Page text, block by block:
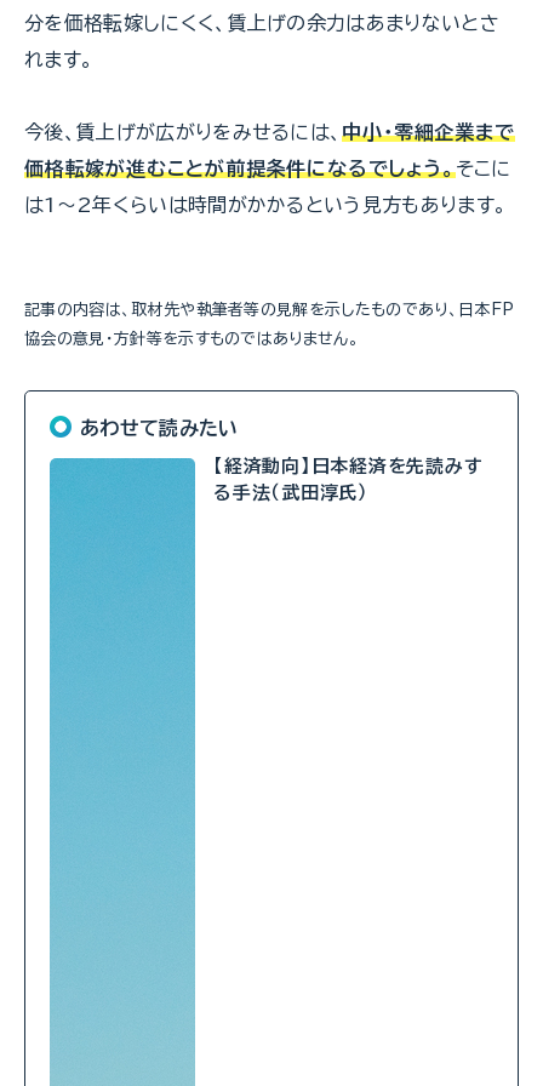
分を価格転嫁しにくく、賃上げの余力はあまりないとさ
れます。
今後、賃上げが広がりをみせるには、中小・零細企業まで
価格転嫁が進むことが前提条件になるでしょう。そこに
は1～2年くらいは時間がかかるという見方もあります。
記事の内容は、取材先や執筆者等の見解を示したものであり、日本FP
協会の意見・方針等を示すものではありません。
あわせて読みたい
【経済動向】日本経済を先読みす
る手法（武田淳氏）